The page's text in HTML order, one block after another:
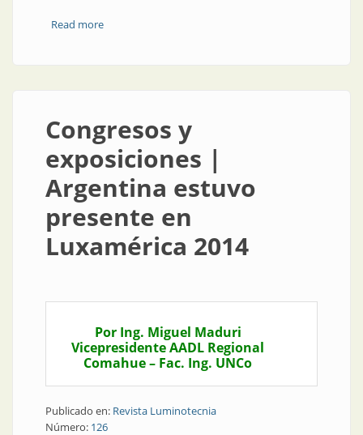
Read moreabout Noticias | La tecnología led da que hablar
Congresos y
exposiciones |
Argentina estuvo
presente en
Luxamérica 2014
Por Ing. Miguel Maduri
Vicepresidente AADL Regional
Comahue – Fac. Ing. UNCo
Publicado en: Revista Luminotecnia
Número: 126